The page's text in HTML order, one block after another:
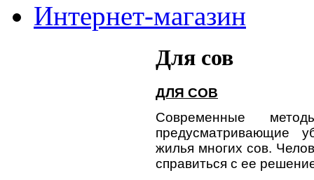
Интернет-магазин
Для сов
ДЛЯ СОВ
Современные
предусматривающие
жилья многих сов.
справиться с ее